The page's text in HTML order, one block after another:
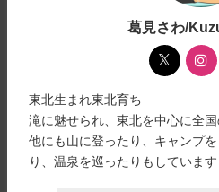
葛見さわ/
東北生まれ東北育ち
滝に魅せられ、東北を中心に全
他にも山に登ったり、キャンプ
り、温泉を巡ったりもしています